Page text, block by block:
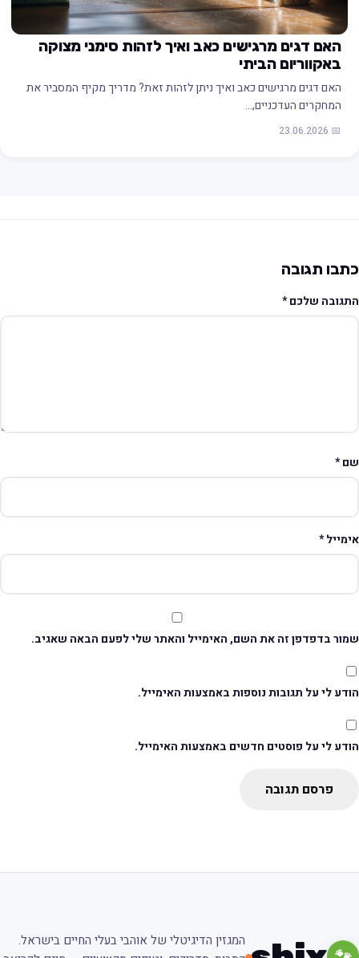
האם דגים מרגישים כאב ואיך לזהות סימני מצוקה
באקווריום הביתי
האם דגים מרגישים כאב ואיך ניתן לזהות זאת? מדריך מקיף המסביר את
המחקרים העדכניים,…
📅 23.06.2026
תגובה
שלכם*
*
*
בדפדפן זה את השם, האימייל והאתר שלי לפעם הבאה שאגיב.
לי על תגובות נוספות באמצעות האימייל.
לי על פוסטים חדשים באמצעות האימייל.
פרסם תגובה
המגזין הדיגיטלי של אוהבי בעלי החיים בישראל.